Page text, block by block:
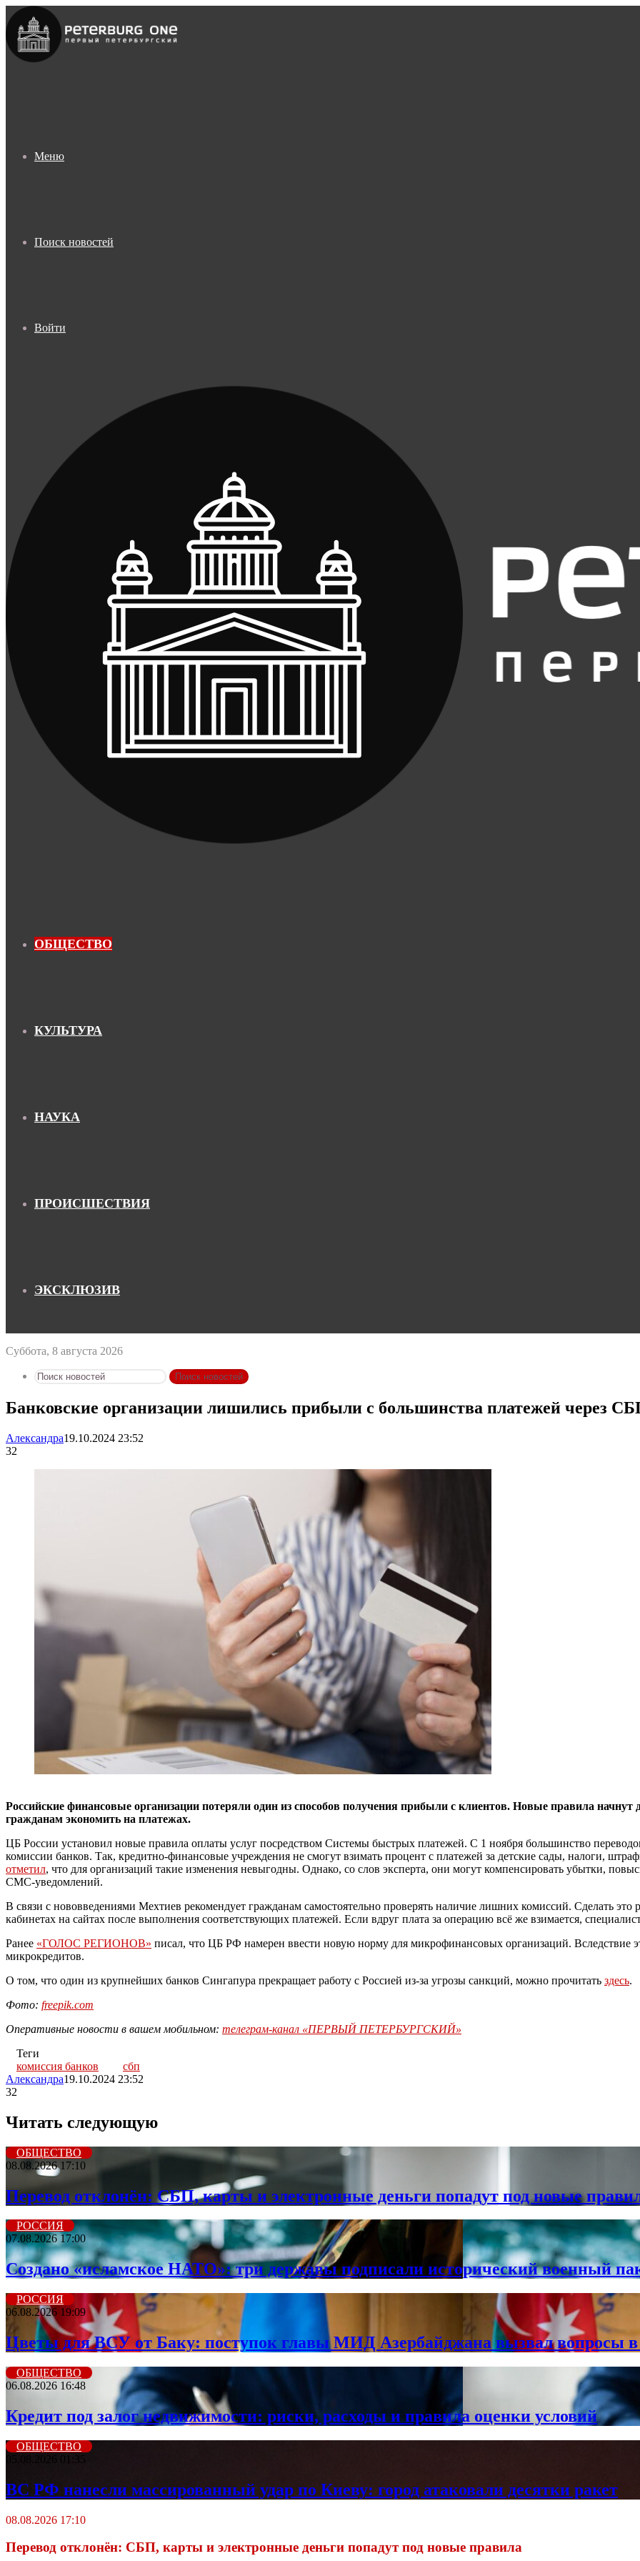
Меню
Поиск новостей
Войти
ОБЩЕСТВО
КУЛЬТУРА
НАУКА
ПРОИСШЕСТВИЯ
ЭКСКЛЮЗИВ
Суббота, 8 августа 2026
Поиск новостей
Банковские организации лишились прибыли с большинства платежей через
Александра19.10.2024 23:52
32
Российские финансовые организации потеряли один из способов получения прибыли с клиентов. Новые правила
гражданам экономить на платежах.
ЦБ России установил новые правила оплаты услуг посредством Системы быстрых платежей. С 1 ноября большинство
комиссии банков. Так, кредитно-финансовые учреждения не смогут взимать процент с платежей за детские сады, налоги,
отметил, что для организаций такие изменения невыгодны. Однако, со слов эксперта, они могут компенсировать убытки,
СМС-уведомлений.
В связи с нововведениями Мехтиев рекомендует гражданам самостоятельно проверять наличие лишних комиссий. Сделать
кабинетах на сайтах после выполнения соответствующих платежей. Если вдруг плата за операцию всё же взимается,
Ранее «ГОЛОС РЕГИОНОВ» писал, что ЦБ РФ намерен ввести новую норму для микрофинансовых организаций. Вследствие
микрокредитов.
О том, что один из крупнейших банков Сингапура прекращает работу с Россией из-за угрозы санкций, можно прочитать здесь.
Фото: freepik.com
Оперативные новости в вашем мобильном: телеграм-канал «ПЕРВЫЙ ПЕТЕРБУРГСКИЙ»
Теги
комиссия банков
сбп
Александра19.10.2024 23:52
32
Читать следующую
ОБЩЕСТВО
08.08.2026 17:10
Перевод отклонён: СБП, карты и электронные деньги попадут под новые
РОССИЯ
07.08.2026 17:00
Создано «исламское НАТО»: три державы подписали исторический военный
РОССИЯ
06.08.2026 19:09
Цветы для ВСУ от Баку: поступок главы МИД Азербайджана вызвал вопросы
ОБЩЕСТВО
06.08.2026 16:48
Кредит под залог недвижимости: риски, расходы и правила оценки условий
ОБЩЕСТВО
05.08.2026 01:35
ВС РФ нанесли массированный удар по Киеву: город атаковали десятки ракет
08.08.2026 17:10
Перевод отклонён: СБП, карты и электронные деньги попадут под новые правила